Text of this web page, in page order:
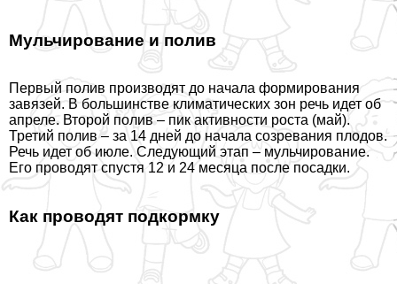
Мульчирование и полив
Первый полив производят до начала формирования
завязей. В большинстве климатических зон речь идет об
апреле. Второй полив – пик активности роста (май).
Третий полив – за 14 дней до начала созревания плодов.
Речь идет об июле. Следующий этап – мульчирование.
Его проводят спустя 12 и 24 месяца после посадки.
Как проводят подкормку